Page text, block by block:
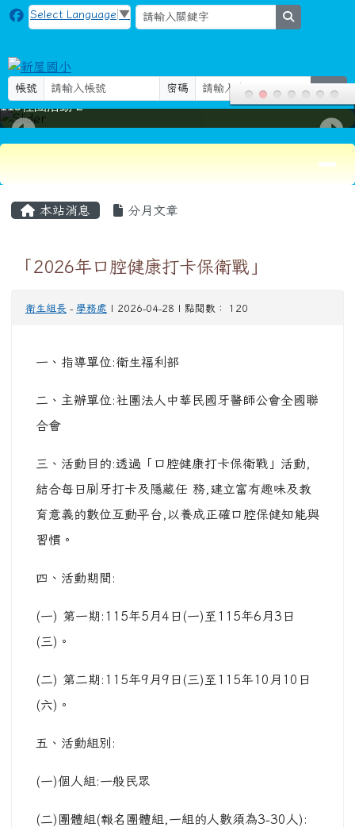
跳至主內容區
新屋國小
Select Language ▼
帳號 密碼 登入
115社團活動-2
本站消息 分月文章
「2026年口腔健康打卡保衛戰」
衛生組長 - 學務處 | 2026-04-28 | 點閱數： 120
一、指導單位:衛生福利部
二、主辦單位:社團法人中華民國牙醫師公會全國聯
合會
三、活動目的:透過「口腔健康打卡保衛戰」活動,
結合每日刷牙打卡及隱藏任 務,建立富有趣味及教
育意義的數位互動平台,以養成正確口腔保健知能與
習慣。
四、活動期間:
(一) 第一期:115年5月4日(一)至115年6月3日
(三)。
(二) 第二期:115年9月9日(三)至115年10月10日
(六)。
五、活動組別:
(一)個人組:一般民眾
(二)團體組(報名團體組,一組的人數須為3-30人):